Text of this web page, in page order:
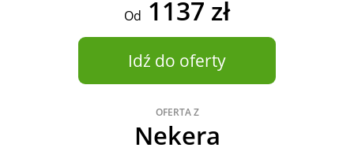
Od 1137 zł
Idź do oferty
OFERTA Z
Nekera